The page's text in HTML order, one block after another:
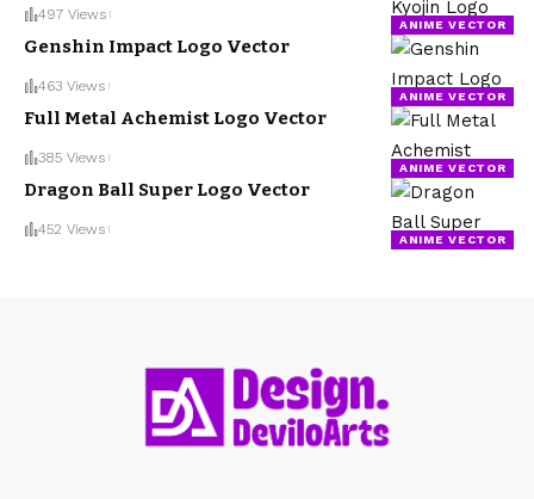
ANIME VECTOR
497 Views
ANIME VECTOR
Genshin Impact Logo Vector
463 Views
ANIME VECTOR
Full Metal Achemist Logo Vector
385 Views
ANIME VECTOR
Dragon Ball Super Logo Vector
452 Views